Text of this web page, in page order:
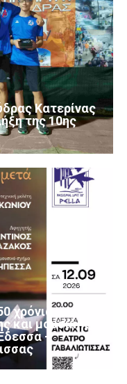
Κατερίνας
της 10ης
χρόνια
και μουσικής
–